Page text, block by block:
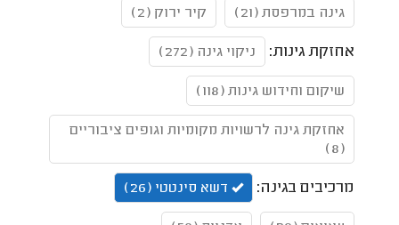
גינה במרפסת (21) קיר ירוק (2)
אחזקת גינות: ניקוי גינה (272)
שיקום וחידוש גינות (118)
אחזקת גינה לרשויות מקומיות וגופים ציבוריים
(8)
מרכיבים בגינה: דשא סינטטי (26)